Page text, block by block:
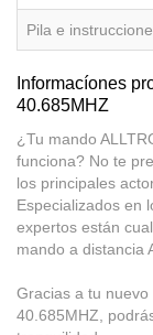
Pila e
Informacíones
40.685MHZ
¿Tu mando
funciona? No te
los principales
Especializados en
expertos están
mando a distancia
Gracias a tu nuevo
40.685MHZ,